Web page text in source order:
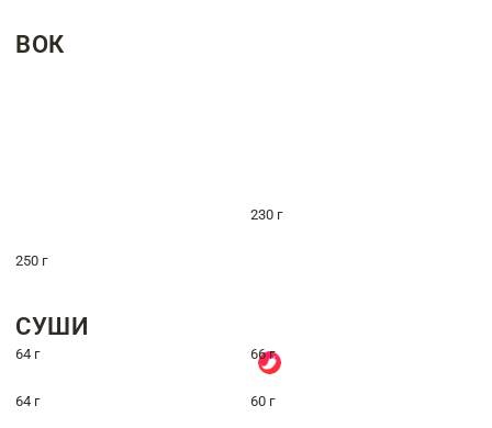
ВОК
230 г
250 г
СУШИ
64 г 66 г
64 г 60 г